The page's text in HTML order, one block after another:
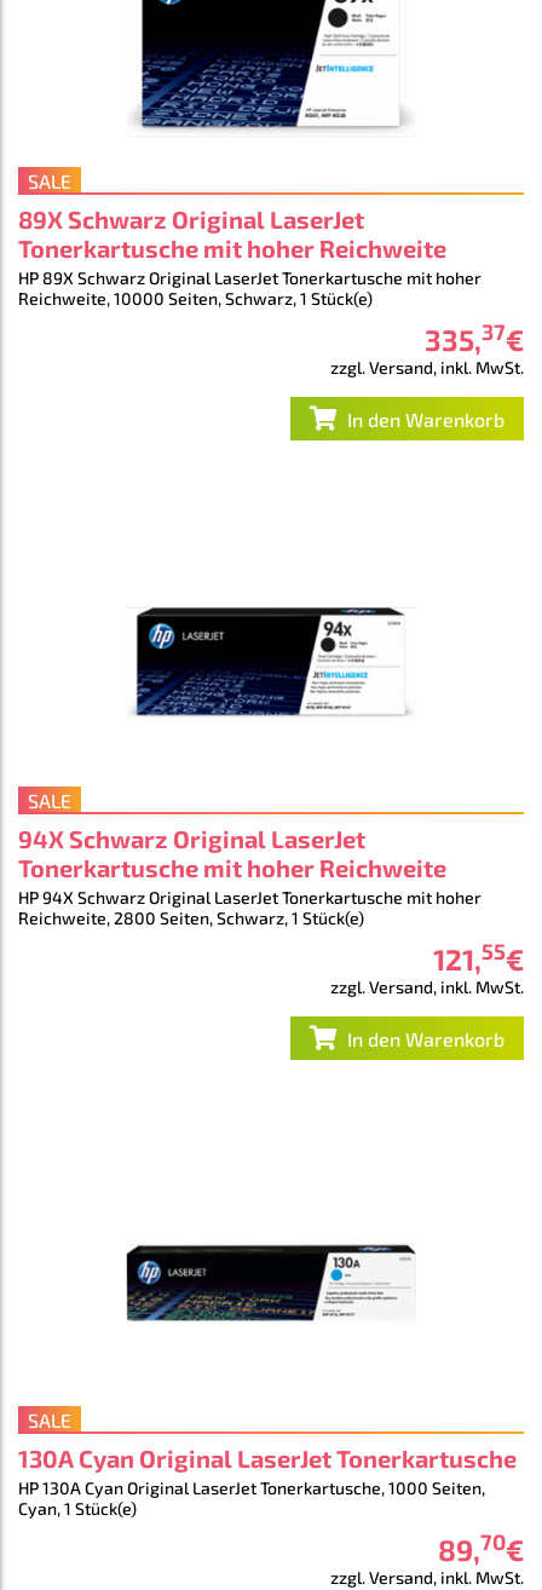
SALE
89X Schwarz Original LaserJet
Tonerkartusche mit hoher Reichweite
HP 89X Schwarz Original LaserJet Tonerkartusche mit hoher
Reichweite, 10000 Seiten, Schwarz, 1 Stück(e)
335,37€
zzgl. Versand, inkl. MwSt.
In den Warenkorb
SALE
94X Schwarz Original LaserJet
Tonerkartusche mit hoher Reichweite
HP 94X Schwarz Original LaserJet Tonerkartusche mit hoher
Reichweite, 2800 Seiten, Schwarz, 1 Stück(e)
121,55€
zzgl. Versand, inkl. MwSt.
In den Warenkorb
SALE
130A Cyan Original LaserJet Tonerkartusche
HP 130A Cyan Original LaserJet Tonerkartusche, 1000 Seiten,
Cyan, 1 Stück(e)
89,70€
zzgl. Versand, inkl. MwSt.